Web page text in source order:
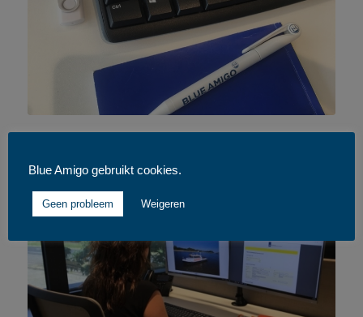
Blue Amigo gebruikt cookies.
Geen probleem Weigeren